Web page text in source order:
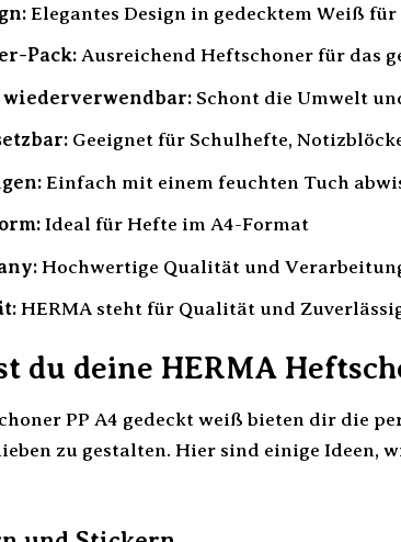
Elegantes Design in gedecktem Weiß
Pack:Ausreichend Heftschoner für das
wiederverwendbar:Schont die Umwelt
Geeignet für Schulhefte,
Einfach mit einem feuchten Tuch
Ideal für Hefte im A4-Format
Hochwertige Qualität und
HERMA steht für Qualität und
du deine HERMA
PP A4 gedeckt weiß bieten dir die
zu gestalten. Hier sind einige Ideen,